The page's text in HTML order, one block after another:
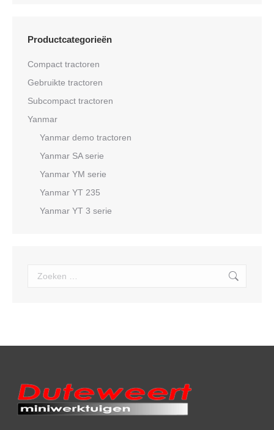
Productcategorieën
Compact tractoren
Gebruikte tractoren
Subcompact tractoren
Yanmar
Yanmar demo tractoren
Yanmar SA serie
Yanmar YM serie
Yanmar YT 235
Yanmar YT 3 serie
Search: